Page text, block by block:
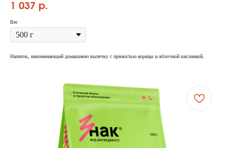
1 037 р.
Вес
Напиток, напоминающий домашнюю выпечку с пряностью корицы и яблочной кислинкой.